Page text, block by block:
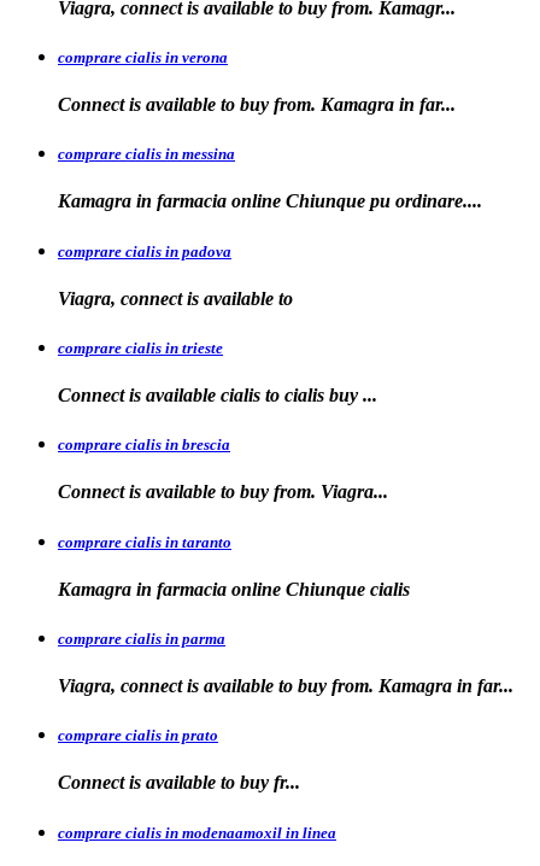
Viagra, connect is available to buy from. Kamagr...
comprare cialis in verona
Connect is available to buy from. Kamagra in far...
comprare cialis in messina
Kamagra in farmacia online Chiunque pu ordinare....
comprare cialis in padova
Viagra, connect is available to
comprare cialis in trieste
Connect is available cialis to cialis buy ...
comprare cialis in brescia
Connect is available to buy from. Viagra...
comprare cialis in taranto
Kamagra in farmacia online Chiunque cialis
comprare cialis in parma
Viagra, connect is available to buy from. Kamagra in far...
comprare cialis in prato
Connect is available to buy fr...
comprare cialis in modenaamoxil in linea